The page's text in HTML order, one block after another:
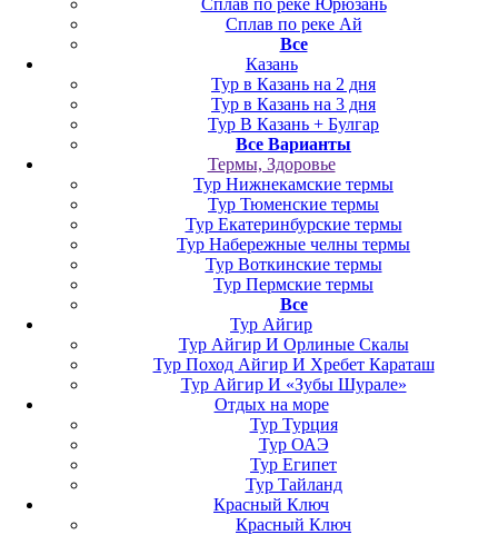
Сплав по реке Юрюзань
Сплав по реке Ай
Все
Казань
Тур в Казань на 2 дня
Тур в Казань на 3 дня
Тур В Казань + Булгар
Все Варианты
Термы, Здоровье
Тур Нижнекамские термы
Тур Тюменские термы
Тур Екатеринбурские термы
Тур Набережные челны термы
Тур Воткинские термы
Тур Пермские термы
Все
Тур Айгир
Тур Айгир И Орлиные Скалы
Тур Поход Айгир И Хребет Караташ
Тур Айгир И «Зубы Шурале»
Отдых на море
Тур Турция
Тур ОАЭ
Тур Египет
Тур Тайланд
Красный Ключ
Красный Ключ